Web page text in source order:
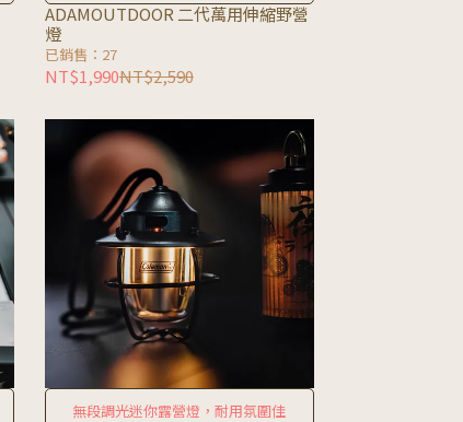
ADAMOUTDOOR 二代萬用伸縮野營
燈
已銷售：27
NT$1,990NT$2,590
無段調光迷你露營燈，耐用氛圍佳